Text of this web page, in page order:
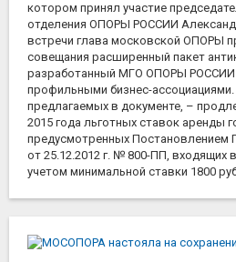
котором принял участие
отделения ОПОРЫ РОССИИ
встречи глава московской ОПОРЫ
совещания расширенный пакет
разработанный МГО ОПОРЫ РОССИИ
профильными бизнес-
предлагаемых в документе, –
2015 года льготных ставок аренды
предусмотренных Постановлением
от 25.12.2012 г. № 800-ПП, входящих
учетом минимальной ставки 1800